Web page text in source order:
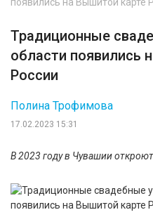
Традиционные
области появились
России
17.02.2023 15:31
Полина Трофимова
В 2023 году в Чувашии